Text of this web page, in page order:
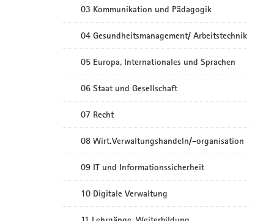
03 Kommunikation und Pädagogik
04 Gesundheitsmanagement/ Arbeitstechnik
05 Europa, Internationales und Sprachen
06 Staat und Gesellschaft
07 Recht
08 Wirt.Verwaltungshandeln/-organisation
09 IT und Informationssicherheit
10 Digitale Verwaltung